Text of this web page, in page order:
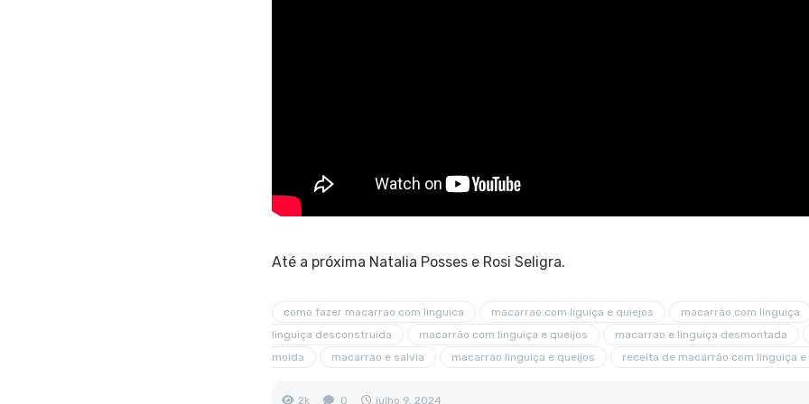
Até a próxima Natalia Posses e Rosi Seligra.
como fazer macarrao com linguica macarrao com liguiça e quiejos macarrão com linguiça
linguiça desconstruida
macarrão com linguiça e queijos macarrao e linguiça desmontada
moida
macarrao e salvia macarrao linguiça e queijos receita de macarrão com linguiça e
2k 0 julho 9, 2024